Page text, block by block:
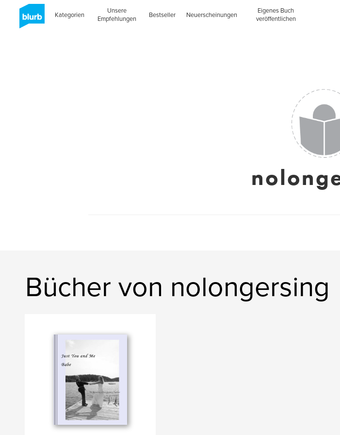
Kategorien
Unsere
Empfehlungen
Bestseller Neuerscheinungen
Eigenes Buch
veröffentlichen
Bücher von nolongersing